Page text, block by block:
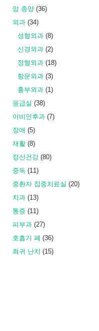
암 종양 (36)
외과 (34)
성형외과 (8)
신경외과 (2)
정형외과 (18)
항문외과 (3)
흉부외과 (1)
응급실 (38)
이비인후과 (7)
장애 (5)
재활 (8)
정신건강 (80)
중독 (11)
중환자 집중치료실 (20)
치과 (13)
통증 (11)
피부과 (27)
호흡기 폐 (36)
희귀 난치 (15)